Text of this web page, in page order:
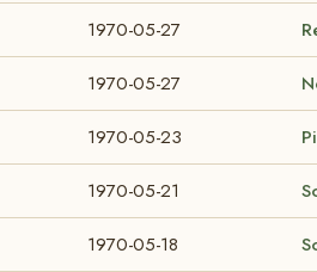
1970-05-27
1970-05-27
1970-05-23
1970-05-21
1970-05-18